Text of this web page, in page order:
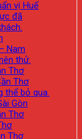
vị Huế
đã
Nam
thử.
Thơ
Thơ
thể bỏ qua.
Gòn
Thơ
Thơ